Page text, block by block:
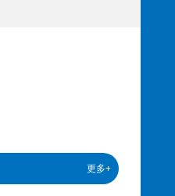
更多+
质抗拉强度）钢管压力